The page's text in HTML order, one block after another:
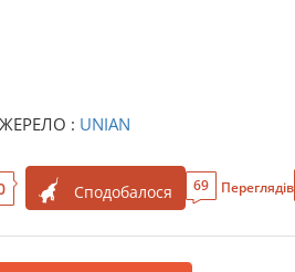
: UNIAN
Сподобалося 69 Переглядів